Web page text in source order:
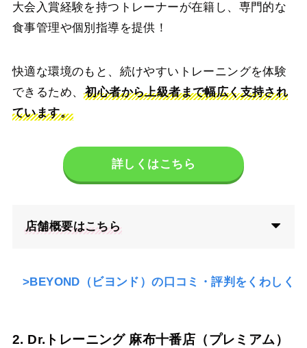
大会入賞経験を持つトレーナーが在籍し、専門的な
食事管理や個別指導を提供！
快適な環境のもと、続けやすいトレーニングを体験
できるため、初心者から上級者まで幅広く支持され
ています。
詳しくはこちら
店舗概要はこちら
>BEYOND（ビヨンド）の口コミ・評判をくわしく
2. Dr.トレーニング 麻布十番店（プレミアム）